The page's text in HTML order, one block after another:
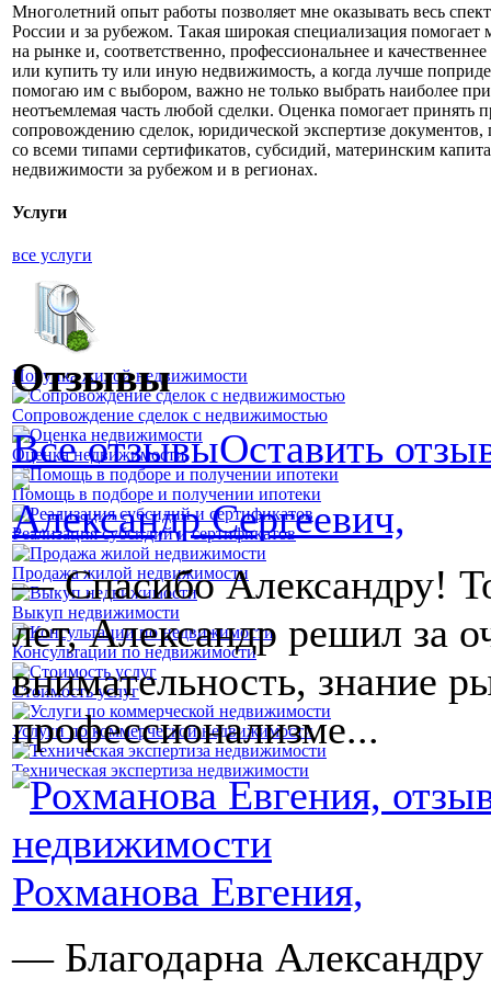
Многолетний опыт работы позволяет мне оказывать весь
России и за рубежом. Такая широкая специализация
на рынке и, соответственно, профессиональнее и
или купить ту или иную недвижимость, а когда лучше
помогаю им с выбором, важно не только выбрать наиболее
неотъемлемая часть любой сделки. Оценка помогает
сопровождению сделок, юридической экспертизе
со всеми типами сертификатов, субсидий, материнским
недвижимости за рубежом и в регионах.
Услуги
все услуги
Покупка жилой недвижимости
Сопровождение сделок с недвижимостью
Оценка недвижимости
Помощь в подборе и получении ипотеки
Реализация субсидий и сертификатов
Продажа жилой недвижимости
Выкуп недвижимости
Консультации по недвижимости
Стоимость услуг
Услуги по коммерческой недвижимости
Техническая экспертиза недвижимости
Отзывы
Все отзывыОставить
Александр Сергеевич,
— Спасибо Александру!
лет, Александр решил за
внимательность, знание
профессионализме...
Рохманова Евгения,
— Благодарна